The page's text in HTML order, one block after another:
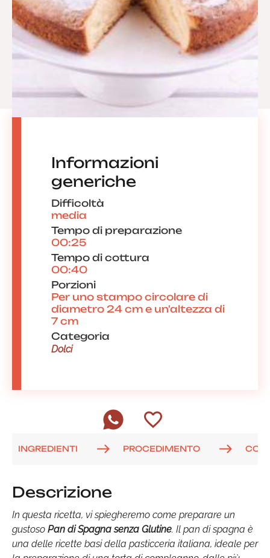
Informazioni
generiche
Difficoltà
media
Tempo di preparazione
00:25
Tempo di cottura
00:40
Porzioni
Per uno stampo circolare di
diametro 24 cm e un'altezza di
7 cm
Categoria
Dolci
INGREDIENTI PROCEDIMENTO
Descrizione
In questa ricetta, vi spiegheremo come preparare un
gustoso Pan di Spagna senza Glutine. Il pan di spagna è
una delle ricette basi della pasticceria italiana, ideale per